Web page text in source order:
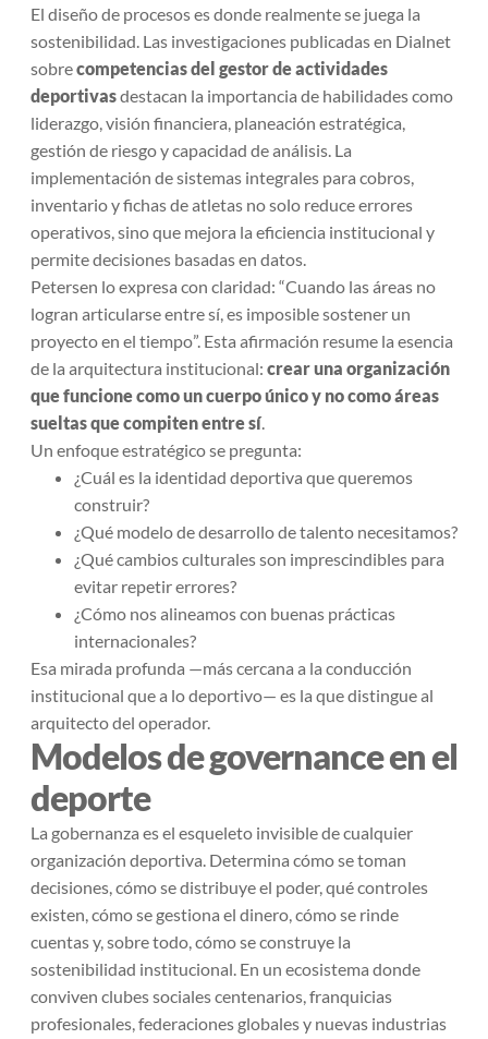
El diseño de procesos es donde realmente se juega la
sostenibilidad. Las investigaciones publicadas en Dialnet
sobrecompetencias del gestor de actividades
deportivasdestacan la importancia de habilidades como
liderazgo, visión financiera, planeación estratégica,
gestión de riesgo y capacidad de análisis. La
implementación de sistemas integrales para cobros,
inventario y fichas de atletas no solo reduce errores
operativos, sino que mejora la eficiencia institucional y
permite decisiones basadas en datos.
Petersen lo expresa con claridad: “Cuando las áreas no
logran articularse entre sí, es imposible sostener un
proyecto en el tiempo”. Esta afirmación resume la esencia
de la arquitectura institucional: crear una organización
que funcione como un cuerpo único y no como áreas
sueltas que compiten entre sí.
Un enfoque estratégico se pregunta:
¿Cuál es la identidad deportiva que queremos
construir?
¿Qué modelo de desarrollo de talento necesitamos?
¿Qué cambios culturales son imprescindibles para
evitar repetir errores?
¿Cómo nos alineamos con buenas prácticas
internacionales?
Esa mirada profunda —más cercana a la conducción
institucional que a lo deportivo— es la que distingue al
arquitecto del operador.
Modelos de governance en el
deporte
La gobernanza es el esqueleto invisible de cualquier
organización deportiva. Determina cómo se toman
decisiones, cómo se distribuye el poder, qué controles
existen, cómo se gestiona el dinero, cómo se rinde
cuentas y, sobre todo, cómo se construye la
sostenibilidad institucional. En un ecosistema donde
conviven clubes sociales centenarios, franquicias
profesionales, federaciones globales y nuevas industrias